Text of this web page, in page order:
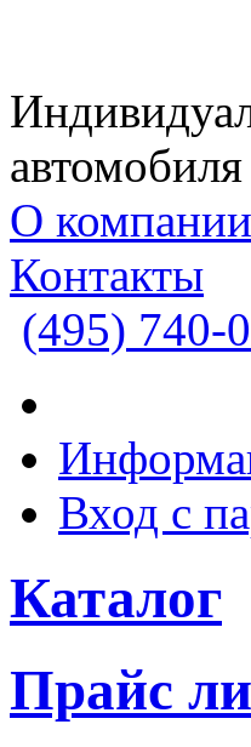
автомобиля
О компании
Контакты
(495) 740-
Вход с
Каталог
Прайс